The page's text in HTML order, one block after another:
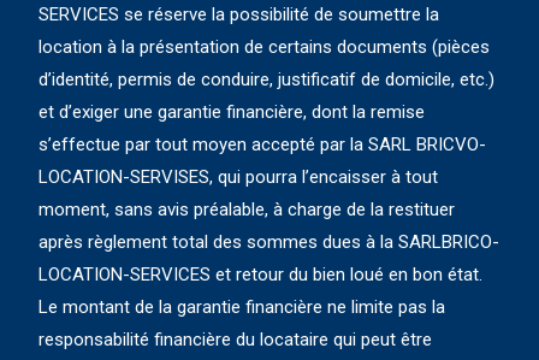
SERVICES se réserve la possibilité de soumettre la
location à la présentation de certains documents (pièces
d’identité, permis de conduire, justificatif de domicile, etc.)
et d’exiger une garantie financière, dont la remise
s’effectue par tout moyen accepté par la SARL BRICVO-
LOCATION-SERVISES, qui pourra l’encaisser à tout
moment, sans avis préalable, à charge de la restituer
après règlement total des sommes dues à la SARLBRICO-
LOCATION-SERVICES et retour du bien loué en bon état.
Le montant de la garantie financière ne limite pas la
responsabilité financière du locataire qui peut être